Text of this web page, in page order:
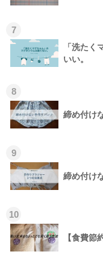
7
「洗たく
いい。
8
締め付け
9
締め付け
10
【食費節